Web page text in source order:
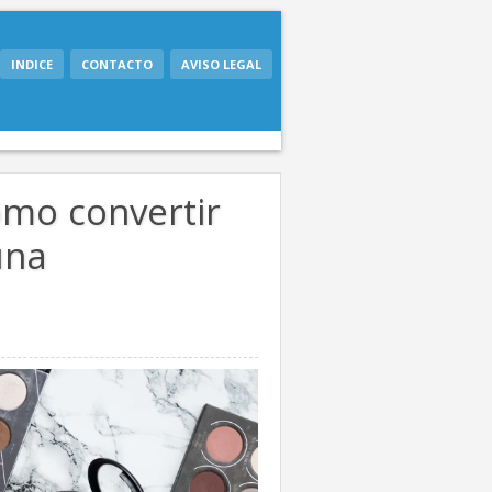
INDICE CONTACTO AVISO LEGAL
convertir